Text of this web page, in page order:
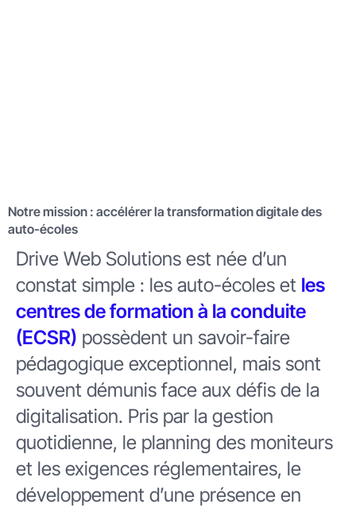
Notre mission : accélérer la transformation digitale des
auto-écoles
Drive Web Solutions est née d’un
constat simple : les auto-écoles et les
centres de formation à la conduite
(ECSR) possèdent un savoir-faire
pédagogique exceptionnel, mais sont
souvent démunis face aux défis de la
digitalisation. Pris par la gestion
quotidienne, le planning des moniteurs
et les exigences réglementaires, le
développement d’une présence en